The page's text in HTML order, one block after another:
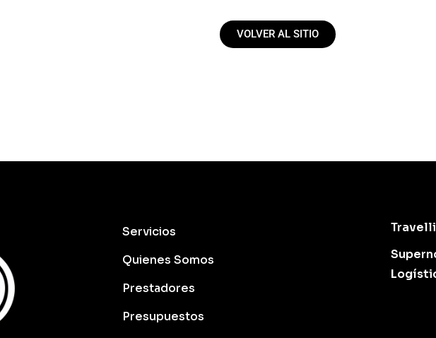
VOLVER AL SITIO
Servicios
Quienes Somos
Prestadores
Presupuestos